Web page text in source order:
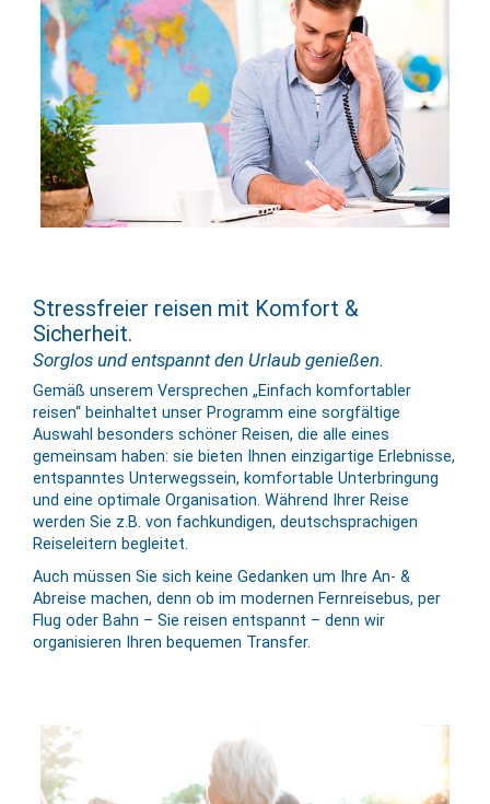
Stressfreier reisen mit Komfort &
Sicherheit.
Sorglos und entspannt den Urlaub genießen.
Gemäß unserem Versprechen „Einfach komfortabler
reisen“ beinhaltet unser Programm eine sorgfältige
Auswahl besonders schöner Reisen, die alle eines
gemeinsam haben: sie bieten Ihnen einzigartige Erlebnisse,
entspanntes Unterwegssein, komfortable Unterbringung
und eine optimale Or­ga­ni­sation. Während Ihrer Reise
werden Sie z.B. von fachkundigen, deutschsprachigen
Reiseleitern begleitet.
Auch müssen Sie sich keine Gedanken um Ihre An- &
Abreise machen, denn ob im modernen Fernreisebus, per
Flug oder Bahn – Sie reisen entspannt – denn wir
organisieren Ihren bequemen Transfer.